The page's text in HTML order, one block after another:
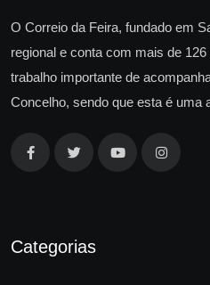
O Correio da Feira, fundado em
regional e conta com mais de
trabalho importante de
Concelho, sendo que esta é uma
Categorias